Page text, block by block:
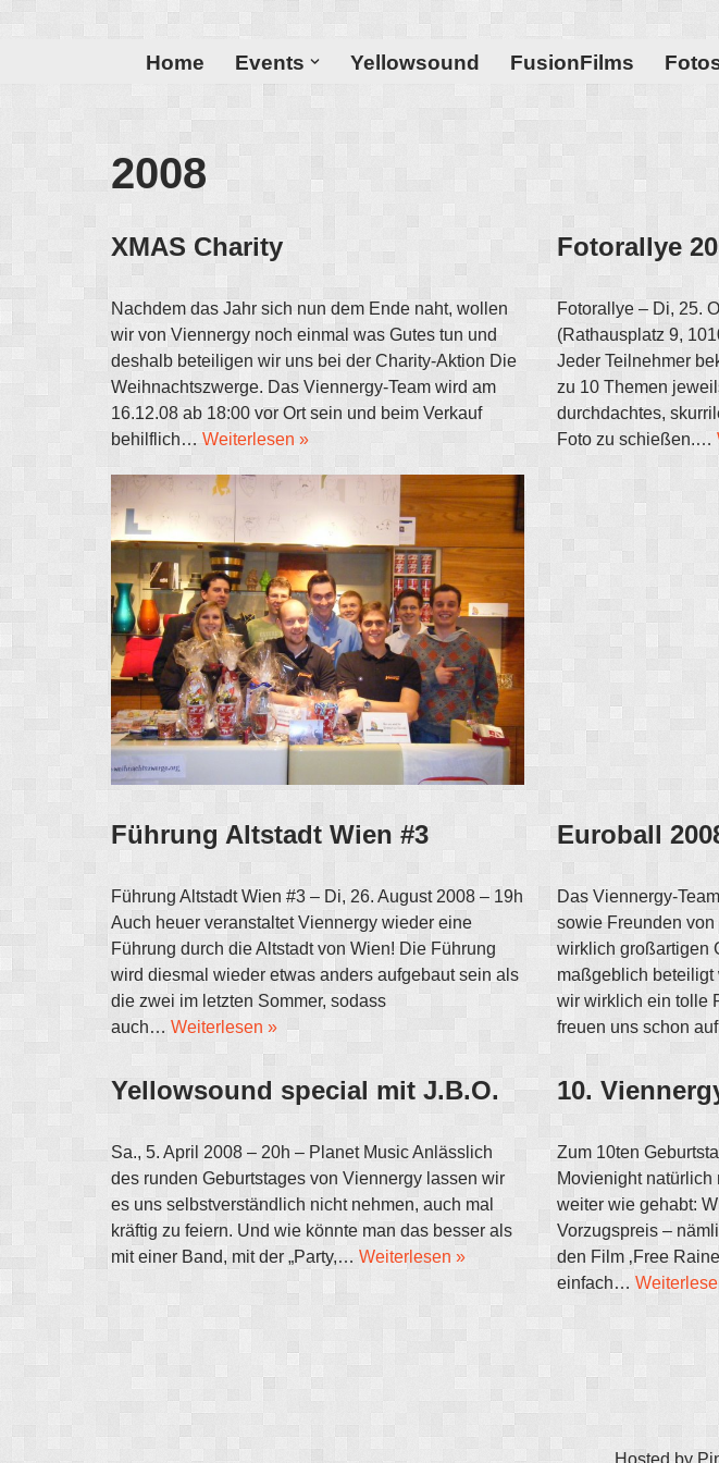
Home Events Yellowsound FusionFilms
2008
XMAS Charity
Nachdem das Jahr sich nun dem Ende naht, wollen
wir von Viennergy noch einmal was Gutes tun und
deshalb beteiligen wir uns bei der Charity-Aktion Die
Weihnachtszwerge. Das Viennergy-Team wird am
16.12.08 ab 18:00 vor Ort sein und beim Verkauf
behilflich… Weiterlesen »
Fotorallye
Fotorallye – Di, 25.
(Rathausplatz 9,
Jeder Teilnehmer
zu 10 Themen
durchdachtes,
Foto zu schießen.…
Führung Altstadt Wien #3
Führung Altstadt Wien #3 – Di, 26. August 2008 – 19h
Auch heuer veranstaltet Viennergy wieder eine
Führung durch die Altstadt von Wien! Die Führung
wird diesmal wieder etwas anders aufgebaut sein als
die zwei im letzten Sommer, sodass
auch… Weiterlesen »
Euroball
Das Viennergy-
sowie Freunden
wirklich großartigen
maßgeblich beteiligt
wir wirklich ein tolle
freuen uns schon
Yellowsound special mit J.B.O.
Sa., 5. April 2008 – 20h – Planet Music Anlässlich
des runden Geburtstages von Viennergy lassen wir
es uns selbstverständlich nicht nehmen, auch mal
kräftig zu feiern. Und wie könnte man das besser als
mit einer Band, mit der „Party,… Weiterlesen »
10.
Zum 10ten
Movienight natürlich
weiter wie gehabt:
Vorzugspreis –
den Film ‚Free
einfach…
Hosted by